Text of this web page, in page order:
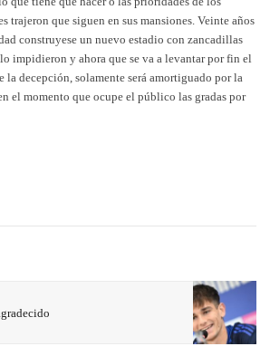
trajeron que siguen en sus mansiones. Veinte años
construyese un nuevo estadio con zancadillas
impidieron y ahora que se va a levantar por fin el
decepción, solamente será amortiguado por la
el momento que ocupe el público las gradas por